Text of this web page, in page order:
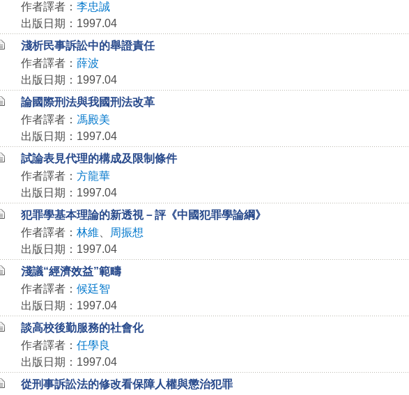
作者譯者： 李忠誠
出版日期：1997.04
淺析民事訴訟中的舉證責任
作者譯者： 薛波
出版日期：1997.04
論國際刑法與我國刑法改革
作者譯者： 馮殿美
出版日期：1997.04
試論表見代理的構成及限制條件
作者譯者： 方龍華
出版日期：1997.04
犯罪學基本理論的新透視－評《中國犯罪學論綱》
作者譯者： 林維
周振想
出版日期：1997.04
淺議“經濟效益”範疇
作者譯者： 候廷智
出版日期：1997.04
談高校後勤服務的社會化
作者譯者： 任學良
出版日期：1997.04
從刑事訴訟法的修改看保障人權與懲治犯罪